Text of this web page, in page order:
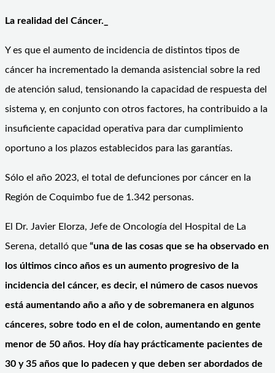
La realidad del Cáncer._
Y es que el aumento de incidencia de distintos tipos de
cáncer ha incrementado la demanda asistencial sobre la red
de atención salud, tensionando la capacidad de respuesta del
sistema y, en conjunto con otros factores, ha contribuido a la
insuficiente capacidad operativa para dar cumplimiento
oportuno a los plazos establecidos para las garantías.
Sólo el año 2023, el total de defunciones por cáncer en la
Región de Coquimbo fue de 1.342 personas.
El Dr. Javier Elorza, Jefe de Oncología del Hospital de La
Serena, detalló que “una de las cosas que se ha observado en
los últimos cinco años es un aumento progresivo de la
incidencia del cáncer, es decir, el número de casos nuevos
está aumentando año a año y de sobremanera en algunos
cánceres, sobre todo en el de colon, aumentando en gente
menor de 50 años. Hoy día hay prácticamente pacientes de
30 y 35 años que lo padecen y que deben ser abordados de